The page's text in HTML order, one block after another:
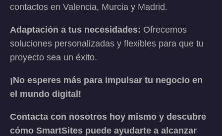
contactos en Valencia, Murcia y Madrid.
Adaptación a tus necesidades: Ofrecemos
soluciones personalizadas y flexibles para que tu
proyecto sea un éxito.
¡No esperes más para impulsar tu negocio en
el mundo digital!
Contacta con nosotros hoy mismo y descubre
cómo SmartSites puede ayudarte a alcanzar